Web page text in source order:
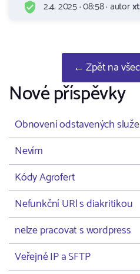
2.4. 2025 · 08:58 · autor
← Zpět na
Nové příspěvky
Obnovení odstavených
Nevím
Kódy Agrofert
Nefunkční URl s diakritikou
nelze pracovat s wordpress
Veřejné IP a SFTP